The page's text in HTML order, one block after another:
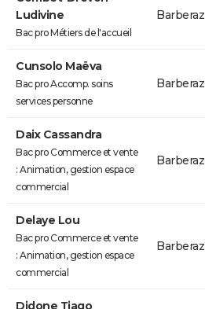
Ludivine
Bac pro Métiers de l'accueil
Barberaz
Cunsolo Maëva
Bac pro Accomp. soins
services personne
Barberaz
Daix Cassandra
Bac pro Commerce et vente
: Animation, gestion espace
commercial
Barberaz
Delaye Lou
Bac pro Commerce et vente
: Animation, gestion espace
commercial
Barberaz
Didone Tiago